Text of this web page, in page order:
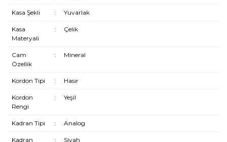
Kasa Şekli : Yuvarlak
Kasa
Materyali
: Çelik
Cam
Özellik
: Mineral
Kordon Tipi : Hasır
Kordon
Rengi
: Yeşil
Kadran Tipi : Analog
Kadran
: Siyah